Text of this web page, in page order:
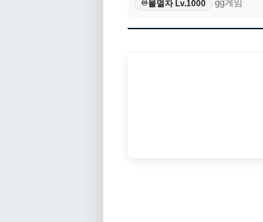
♾️불멸자 Lv.1000 gg게임